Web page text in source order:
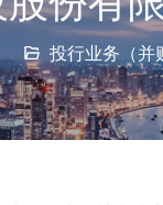
投行业务（并